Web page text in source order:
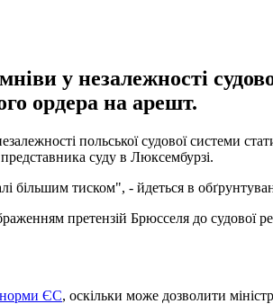
у незалежності
ордера на арешт.
польської судової системи
суду в Люксембурзі.
більшим тиском", - йдеться в
претензій Брюсселя до судової
ЄС, оскільки може дозволити